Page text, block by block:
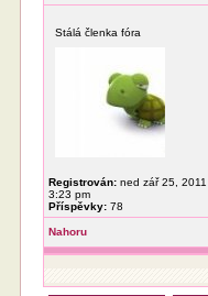
Stálá členka fóra
Registrován: ned zář 25, 2011
3:23 pm
Příspěvky: 78
Nahoru